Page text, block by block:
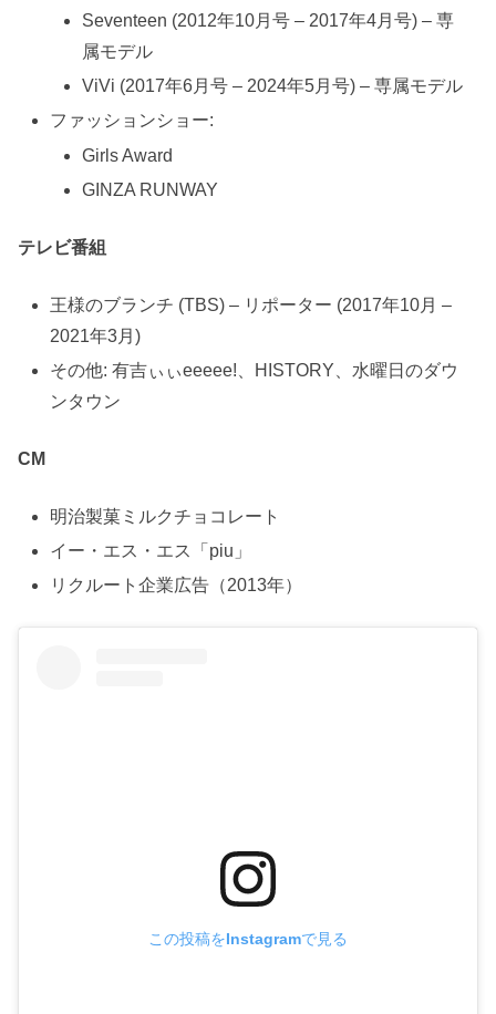
Seventeen (2012年10月号 – 2017年4月号) – 専
属モデル
ViVi (2017年6月号 – 2024年5月号) – 専属モデル
ファッションショー:
Girls Award
GINZA RUNWAY
テレビ番組
王様のブランチ (TBS) – リポーター (2017年10月 –
2021年3月)
その他: 有吉ぃぃeeeee!、HISTORY、水曜日のダウ
ンタウン
CM
明治製菓ミルクチョコレート
イー・エス・エス「piu」
リクルート企業広告（2013年）
この投稿をInstagramで見る